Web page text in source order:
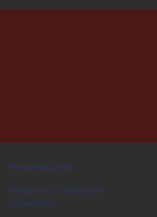
14 décembre 2026
Préparer la naissance
ensemble